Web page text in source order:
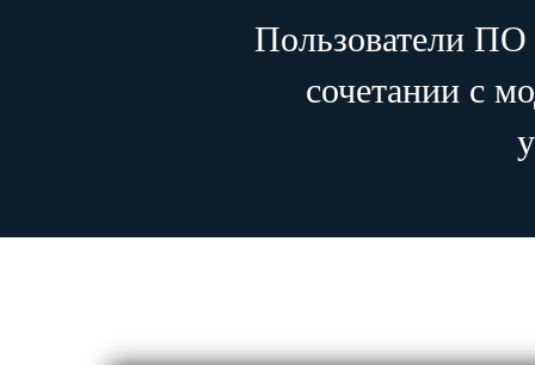
Пользователи
сочетании с